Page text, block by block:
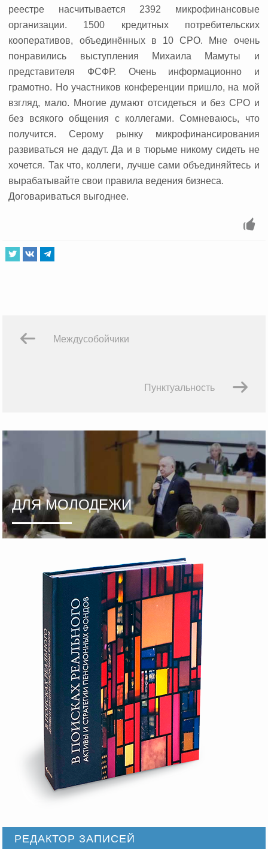
реестре насчитывается 2392 микрофинансовые
организации. 1500 кредитных потребительских
кооперативов, объединённых в 10 СРО. Мне очень
понравились выступления Михаила Мамуты и
представителя ФСФР. Очень информационно и
грамотно. Но участников конференции пришло, на мой
взгляд, мало. Многие думают отсидеться и без СРО и
без всякого общения с коллегами. Сомневаюсь, что
получится. Серому рынку микрофинансирования
развиваться не дадут. Да и в тюрьме никому сидеть не
хочется. Так что, коллеги, лучше сами объединяйтесь и
вырабатывайте свои правила ведения бизнеса.
Договариваться выгоднее.
Междусобойчики
Пунктуальность
ДЛЯ МОЛОДЕЖИ
РЕДАКТОР ЗАПИСЕЙ